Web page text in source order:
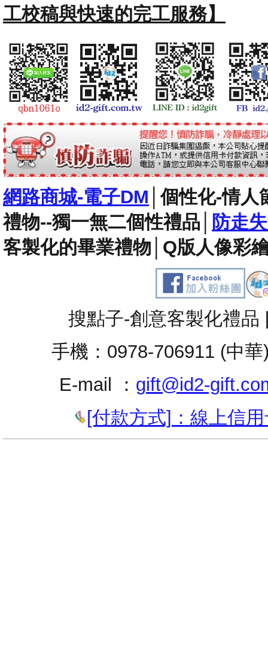
工校稿與快速的完工服務】
網路商城-電子DM │個性化-情人
禮物--獨一無二個性禮品
防走
客製化的畢業禮物 Q版人像彩
搜點子-創意客製化禮
手機：0978-706911 (中
E-mail ： gift@id2-
[付款方式]：線上信